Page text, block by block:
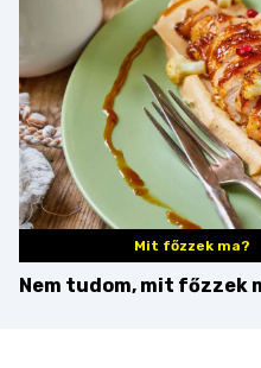
Mit főzzek ma?
Nem tudom, mit főzzek